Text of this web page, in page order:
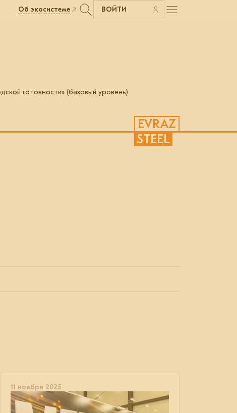
Об экосистеме ВОЙТИ
готовности» (базовый уровень)
EVRAZ
STEEL
11 ноября 2025